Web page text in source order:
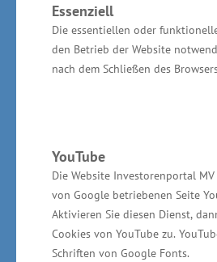
Essenziell
Die essentiellen oder
den Betrieb der Website
nach dem Schließen des
YouTube
Die Website Investorenportal
von Google betriebenen Seite
Aktivieren Sie diesen Dienst,
Cookies von YouTube zu.
Schriften von Google Fonts.
das Jahr 2023 vorgesehen.
Barth sollen auch
Dauer- und Gastlieger
der Region. Schließlich sind
Angebote der Umgebung
sagte Glawe.